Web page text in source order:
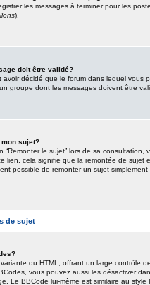
les messages à terminer pour les
).
doit être validé?
avoir décidé que le forum dans lequel
groupe dont les messages doivent être
mon sujet?
“Remonter le sujet” lors de sa consultation,
lien, cela signifie que la remontée de sujet
possible de remonter un sujet
de sujet
du HTML, offrant un large contrôle
vous pouvez aussi les désactiver
Le BBCode lui-même est similaire au